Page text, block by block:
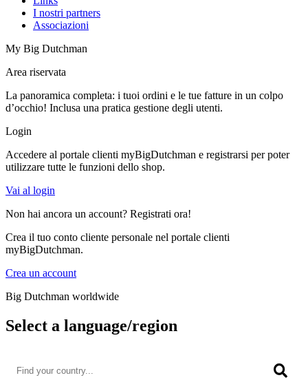
I nostri partners
Associazioni
My Big Dutchman
Area riservata
La panoramica completa: i tuoi ordini e le tue fatture in un colpo
d’occhio! Inclusa una pratica gestione degli utenti.
Login
Accedere al portale clienti myBigDutchman e registrarsi per poter
utilizzare tutte le funzioni dello shop.
Vai al login
Non hai ancora un account? Registrati ora!
Crea il tuo conto cliente personale nel portale clienti
myBigDutchman.
Crea un account
Big Dutchman worldwide
Select a language/region